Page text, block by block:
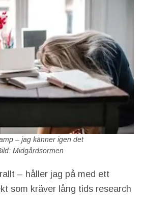
– jag känner igen det
Midgårdsormen
– håller jag på med ett
som kräver lång tids research